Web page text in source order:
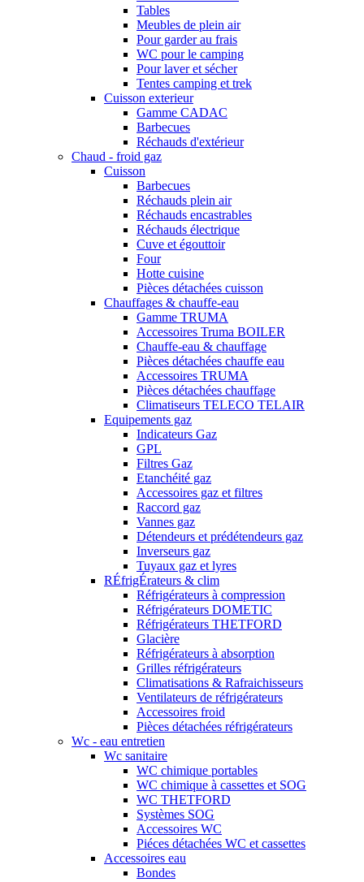
Tables
Meubles de plein air
Pour garder au frais
WC pour le camping
Pour laver et sécher
Tentes camping et trek
Cuisson exterieur
Gamme CADAC
Barbecues
Réchauds d'extérieur
Chaud - froid gaz
Cuisson
Barbecues
Réchauds plein air
Réchauds encastrables
Réchauds électrique
Cuve et égouttoir
Four
Hotte cuisine
Pièces détachées cuisson
Chauffages & chauffe-eau
Gamme TRUMA
Accessoires Truma BOILER
Chauffe-eau & chauffage
Pièces détachées chauffe eau
Accessoires TRUMA
Pièces détachées chauffage
Climatiseurs TELECO TELAIR
Equipements gaz
Indicateurs Gaz
GPL
Filtres Gaz
Etanchéité gaz
Accessoires gaz et filtres
Raccord gaz
Vannes gaz
Détendeurs et prédétendeurs gaz
Inverseurs gaz
Tuyaux gaz et lyres
RÉfrigÉrateurs & clim
Réfrigérateurs à compression
Réfrigérateurs DOMETIC
Réfrigérateurs THETFORD
Glacière
Réfrigérateurs à absorption
Grilles réfrigérateurs
Climatisations & Rafraichisseurs
Ventilateurs de réfrigérateurs
Accessoires froid
Pièces détachées réfrigérateurs
Wc - eau entretien
Wc sanitaire
WC chimique portables
WC chimique à cassettes et SOG
WC THETFORD
Systèmes SOG
Accessoires WC
Piéces détachées WC et cassettes
Accessoires eau
Bondes